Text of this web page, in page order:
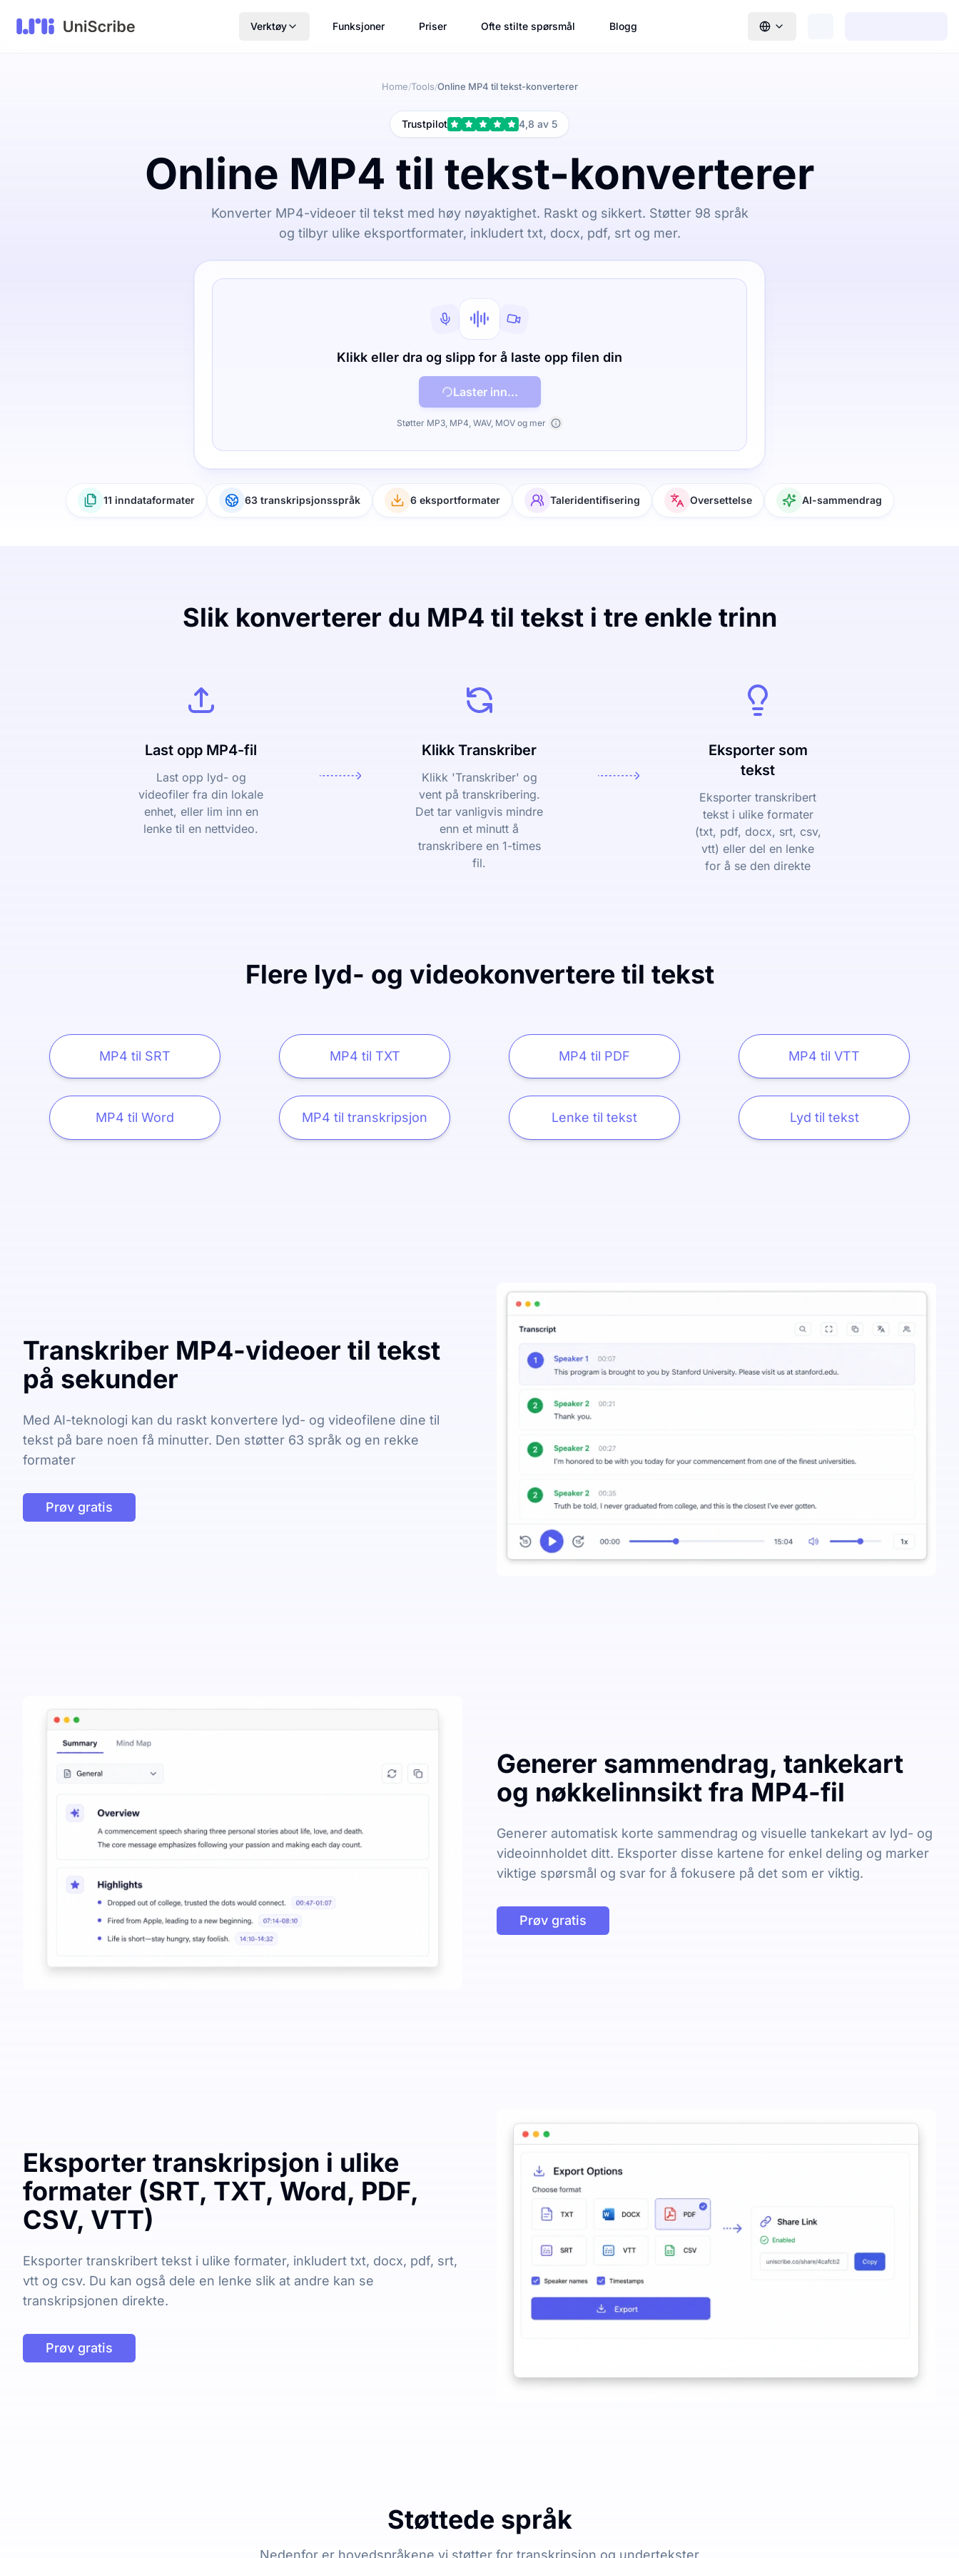
Verktøy Funksjoner Priser Ofte stilte spørsmål Blogg
Home/Tools/Online MP4 til tekst-konverterer
Trustpilot 4,8 av 5
Online MP4 til tekst-konverterer
Konverter MP4-videoer til tekst med høy nøyaktighet. Raskt og sikkert. Støtter 98 språk
og tilbyr ulike eksportformater, inkludert txt, docx, pdf, srt og mer.
Klikk eller dra og slipp for å laste opp filen din
Laster inn...
Støtter MP3, MP4, WAV, MOV og mer
11 inndataformater 63 transkripsjonsspråk 6 eksportformater Taleridentifisering Oversettelse AI-sammendrag
Slik konverterer du MP4 til tekst i tre enkle trinn
Last opp MP4-fil
Last opp lyd- og
videofiler fra din lokale
enhet, eller lim inn en
lenke til en nettvideo.
Klikk Transkriber
Klikk 'Transkriber' og
vent på transkribering.
Det tar vanligvis mindre
enn et minutt å
transkribere en 1-times
fil.
Eksporter som
tekst
Eksporter transkribert
tekst i ulike formater
(txt, pdf, docx, srt, csv,
vtt) eller del en lenke
for å se den direkte
Flere lyd- og videokonvertere til tekst
MP4 til SRT MP4 til TXT MP4 til PDF MP4 til VTT
MP4 til Word MP4 til transkripsjon Lenke til tekst Lyd til tekst
Transkriber MP4-videoer til tekst
på sekunder
Med AI-teknologi kan du raskt konvertere lyd- og videofilene dine til
tekst på bare noen få minutter. Den støtter 63 språk og en rekke
formater
Prøv gratis
Generer sammendrag, tankekart
og nøkkelinnsikt fra MP4-fil
Generer automatisk korte sammendrag og visuelle tankekart av lyd- og
videoinnholdet ditt. Eksporter disse kartene for enkel deling og marker
viktige spørsmål og svar for å fokusere på det som er viktig.
Prøv gratis
Eksporter transkripsjon i ulike
formater (SRT, TXT, Word, PDF,
CSV, VTT)
Eksporter transkribert tekst i ulike formater, inkludert txt, docx, pdf, srt,
vtt og csv. Du kan også dele en lenke slik at andre kan se
transkripsjonen direkte.
Prøv gratis
Støttede språk
Nedenfor er hovedspråkene vi støtter for transkripsjon og undertekster